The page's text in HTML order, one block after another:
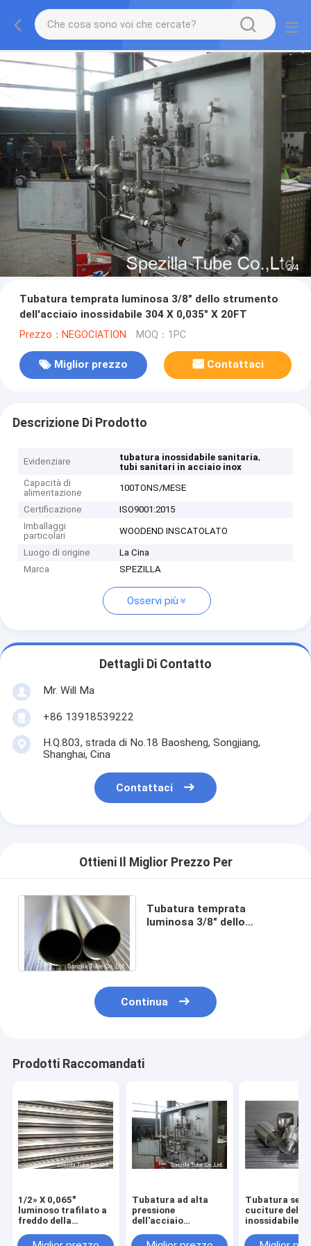
2/4
Tubatura temprata luminosa 3/8" dello strumento
dell'acciaio inossidabile 304 X 0,035" X 20FT
Prezzo：NEGOCIATION MOQ：1PC
Miglior prezzo Contattaci
Descrizione Di Prodotto
Evidenziare tubatura inossidabile sanitaria,
tubi sanitari in acciaio inox
Capacità di
alimentazione
100TONS/MESE
Certificazione
ISO9001:2015
Imballaggi
particolari
WOODEND INSCATOLATO
Luogo di origine
La Cina
Marca
SPEZILLA
Osservi più
Dettagli Di Contatto
Mr. Will Ma
+86 13918539222
H.Q.803, strada di No.18 Baosheng, Songjiang,
Shanghai, Cina
Contattaci
Ottieni Il Miglior Prezzo Per
Tubatura temprata
luminosa 3/8" dello
Continua
Prodotti Raccomandati
1/2» X 0,065"
luminoso trafilato a
freddo della
strumento
Tubatura ad alta
pressione
dell'acciaio
senza cuciture,
Tubatura
cuciture
inossidabile di
d'acciaio